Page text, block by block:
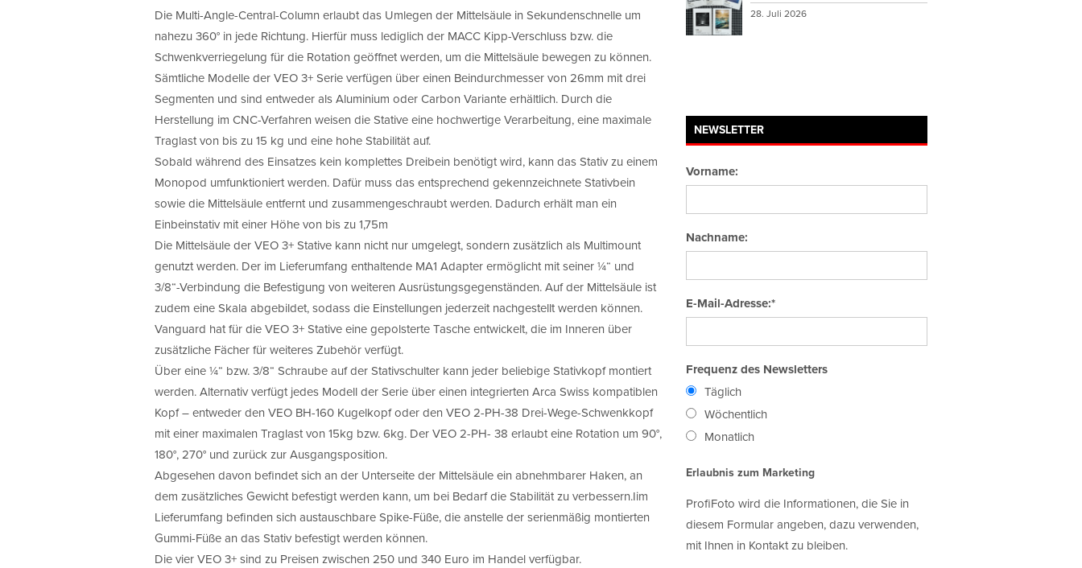
Die Multi-Angle-Central-Column erlaubt das Umlegen der Mittelsäule in Sekundenschnelle um
nahezu 360° in jede Richtung. Hierfür muss lediglich der MACC Kipp-Verschluss bzw. die
Schwenkverriegelung für die Rotation geöffnet werden, um die Mittelsäule bewegen zu können.
Sämtliche Modelle der VEO 3+ Serie verfügen über einen Beindurchmesser von 26mm mit drei
Segmenten und sind entweder als Aluminium oder Carbon Variante erhältlich. Durch die
Herstellung im CNC-Verfahren weisen die Stative eine hochwertige Verarbeitung, eine maximale
Traglast von bis zu 15 kg und eine hohe Stabilität auf.
Sobald während des Einsatzes kein komplettes Dreibein benötigt wird, kann das Stativ zu einem
Monopod umfunktioniert werden. Dafür muss das entsprechend gekennzeichnete Stativbein
sowie die Mittelsäule entfernt und zusammengeschraubt werden. Dadurch erhält man ein
Einbeinstativ mit einer Höhe von bis zu 1,75m
Die Mittelsäule der VEO 3+ Stative kann nicht nur umgelegt, sondern zusätzlich als Multimount
genutzt werden. Der im Lieferumfang enthaltende MA1 Adapter ermöglicht mit seiner ¼“ und
3/8“-Verbindung die Befestigung von weiteren Ausrüstungsgegenständen. Auf der Mittelsäule ist
zudem eine Skala abgebildet, sodass die Einstellungen jederzeit nachgestellt werden können.
Vanguard hat für die VEO 3+ Stative eine gepolsterte Tasche entwickelt, die im Inneren über
zusätzliche Fächer für weiteres Zubehör verfügt.
Über eine ¼“ bzw. 3/8“ Schraube auf der Stativschulter kann jeder beliebige Stativkopf montiert
werden. Alternativ verfügt jedes Modell der Serie über einen integrierten Arca Swiss kompatiblen
Kopf – entweder den VEO BH-160 Kugelkopf oder den VEO 2-PH-38 Drei-Wege-Schwenkkopf
mit einer maximalen Traglast von 15kg bzw. 6kg. Der VEO 2-PH- 38 erlaubt eine Rotation um 90°,
180°, 270° und zurück zur Ausgangsposition.
Abgesehen davon befindet sich an der Unterseite der Mittelsäule ein abnehmbarer Haken, an
dem zusätzliches Gewicht befestigt werden kann, um bei Bedarf die Stabilität zu verbessern.Iim
Lieferumfang befinden sich austauschbare Spike-Füße, die anstelle der serienmäßig montierten
Gummi-Füße an das Stativ befestigt werden können.
Die vier VEO 3+ sind zu Preisen zwischen 250 und 340 Euro im Handel verfügbar.
28. Juli 2026
NEWSLETTER
Vorname:
Nachname:
E-Mail-Adresse:*
Frequenz des Newsletters
Täglich
Wöchentlich
Monatlich
Erlaubnis zum Marketing
ProfiFoto wird die Informationen, die Sie in
diesem Formular angeben, dazu verwenden,
mit Ihnen in Kontakt zu bleiben.